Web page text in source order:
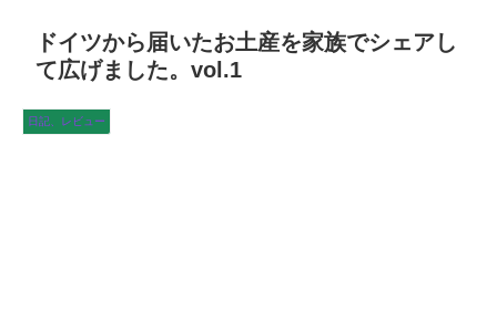
ドイツから届いたお土産を家族でシェアし
て広げました。vol.1
日記、レビュー